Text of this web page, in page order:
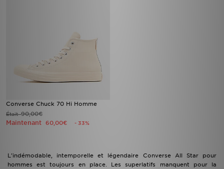
Converse Chuck 70 Hi Homme
Était90,00€
Maintenant 60,00€ - 33%
L'indémodable, intemporelle et légendaire Converse All Star pour
hommes est toujours en place. Les superlatifs manquent pour la